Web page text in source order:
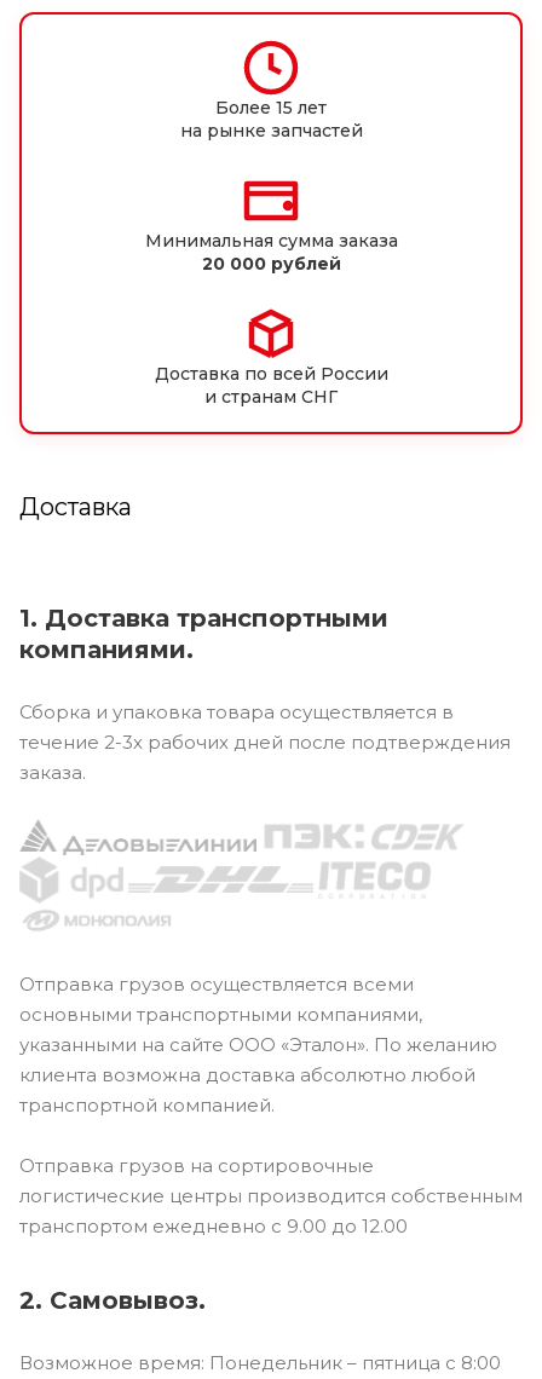
Более 15 лет
на рынке запчастей
Минимальная сумма заказа
20 000 рублей
Доставка по всей России
и странам СНГ
Доставка
1. Доставка транспортными
компаниями.
Сборка и упаковка товара осуществляется в
течение 2-3х рабочих дней после подтверждения
заказа.
Отправка грузов осуществляется всеми
основными транспортными компаниями,
указанными на сайте ООО «Эталон». По желанию
клиента возможна доставка абсолютно любой
транспортной компанией.
Отправка грузов на сортировочные
логистические центры производится собственным
транспортом ежедневно с 9.00 до 12.00
2. Самовывоз.
Возможное время: Понедельник – пятница с 8:00